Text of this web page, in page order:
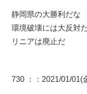
静岡県の大勝利だな
環境破壊には大反対
リニアは廃止だ
730 ： ：2021/01/